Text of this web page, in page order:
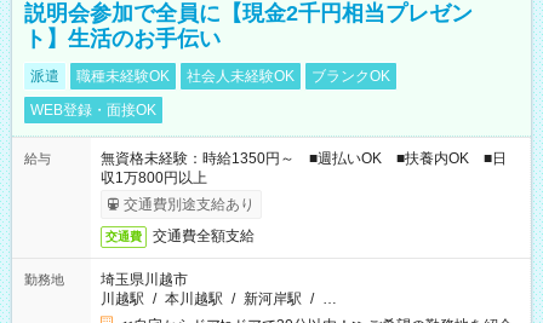
説明会参加で全員に【現金2千円相当プレゼン
ト】生活のお手伝い
派遣 職種未経験OK 社会人未経験OK
ブランクOK
WEB登録・面接OK
給与
無資格未経験：時給1350円～ ■週払いOK ■扶養内OK ■日
収1万800円以上
交通費別途支給あり
交通費 交通費全額支給
勤務地
埼玉県川越市
川越駅 / 本川越駅 / 新河岸駅 / …